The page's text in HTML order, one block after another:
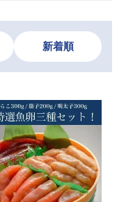
新着順